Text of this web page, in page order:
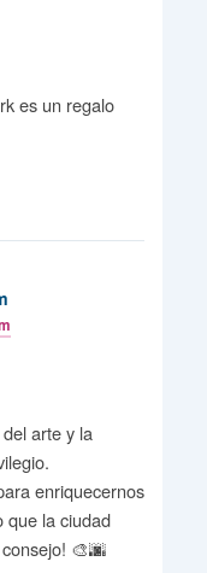
es un regalo
arte y la
enriquecernos
que la ciudad
🎨🌆